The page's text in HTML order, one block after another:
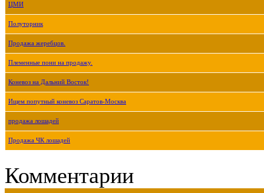
ЦМИ
Полуторник
Продажа жеребцов.
Племенные пони на продажу.
Коневоз на Дальний Восток!
Ищем попутный коневоз Саратов-Москва
продажа лошадей
Продажа ЧК лошадей
Комментарии